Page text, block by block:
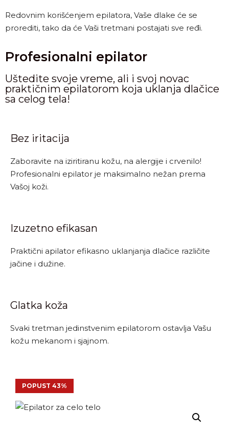
Redovnim korišćenjem epilatora, Vaše dlake će se
prorediti, tako da će Vaši tretmani postajati sve ređi.
Profesionalni epilator
Uštedite svoje vreme, ali i svoj novac
praktičnim epilatorom koja uklanja dlačice
sa celog tela!
Bez iritacija
Zaboravite na iziritiranu kožu, na alergije i crvenilo!
Profesionalni epilator je maksimalno nežan prema
Vašoj koži.
Izuzetno efikasan
Praktični apilator efikasno uklanjanja dlačice različite
jačine i dužine.
Glatka koža
Svaki tretman jedinstvenim epilatorom ostavlja Vašu
kožu mekanom i sjajnom.
POPUST 43%